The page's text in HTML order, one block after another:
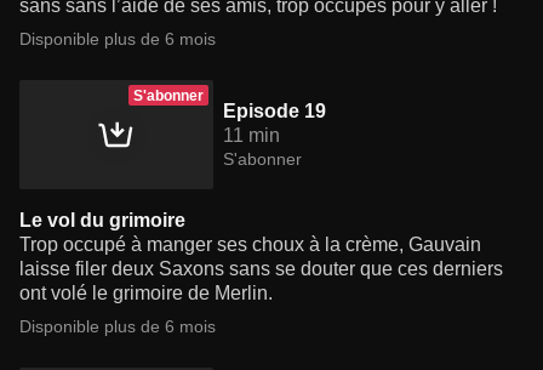
sans sans l’aide de ses amis, trop occupés pour y aller !
Disponible plus de 6 mois
S'abonner
Episode 19
11 min
S'abonner
Le vol du grimoire
Trop occupé à manger ses choux à la crème, Gauvain
laisse filer deux Saxons sans se douter que ces derniers
ont volé le grimoire de Merlin.
Disponible plus de 6 mois